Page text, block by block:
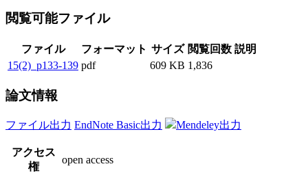
閲覧可能ファイル
ファイル フォーマット サイズ 閲覧回数 説明
15(2)_p133-139 pdf 609 KB 1,836
論文情報
ファイル出力 EndNote Basic出力 Mendeley出力
アクセス
権
open access